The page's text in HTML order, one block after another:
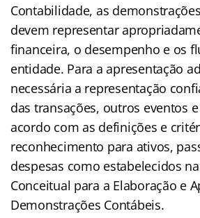
Contabilidade, as
devem representar
financeira, o desempenho e os
entidade. Para a apresentação
necessária a representação
das transações, outros eventos
acordo com as definições e
reconhecimento para ativos,
despesas como estabelecidos
Conceitual para a Elaboração e
Demonstrações Contábeis.